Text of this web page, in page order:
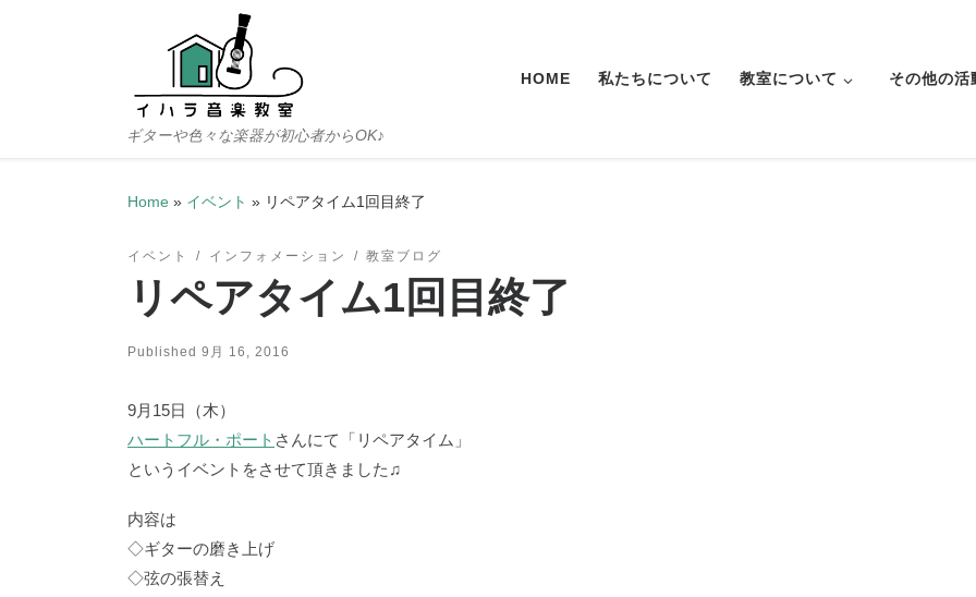
ギターや色々な楽器が初心者からOK♪
HOME 私たちについて 教室について その他の活
Home » イベント » リペアタイム1回目終了
イベント インフォメーション 教室ブログ
リペアタイム1回目終了
Published 9月 16, 2016
9月15日（木）
ハートフル・ポート さんにて「リペアタイム」
というイベントをさせて頂きました♫
内容は
◇ギターの磨き上げ
◇弦の張替え